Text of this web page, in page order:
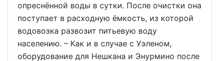
опреснённой воды в сутки. После очистки она
поступает в расходную ёмкость, из которой
водовозка развозит питьевую воду
населению. – Как и в случае с Уэленом,
оборудование для Нешкана и Энурмино после